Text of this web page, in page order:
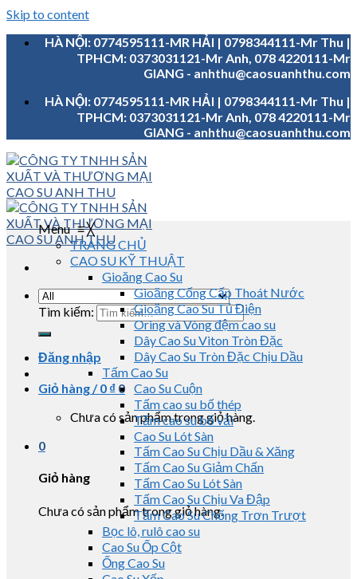
Skip to content
HÀ NỘI: 0774595111-MR HẢI | 0798344111-Mr Thu |
TPHCM: 0373031121-Mr Anh, 078 4220111-Mr
GIANG - anhthu@caosuanhthu.com
HÀ NỘI: 0774595111-MR HẢI | 0798344111-Mr Thu |
TPHCM: 0373031121-Mr Anh, 078 4220111-Mr
GIANG - anhthu@caosuanhthu.com
Tìm kiếm:
Đăng nhập
Giỏ hàng /0 ₫ 0
Chưa có sản phẩm trong giỏ hàng.
0
Giỏ hàng
Chưa có sản phẩm trong giỏ hàng.
Menu≡╳
TRANG CHỦ
CAO SU KỸ THUẬT
Gioăng Cao Su
Gioăng Cống Cấp Thoát Nước
Gioăng Cao Su Tủ Điện
Oring và Vòng đệm cao su
Dây Cao Su Viton Tròn Đặc
Dây Cao Su Tròn Đặc Chịu Dầu
Tấm Cao Su
Cao Su Cuộn
Tấm cao su bố thép
Tấm cao su bố vải
Cao Su Lót Sàn
Tấm Cao Su Chịu Dầu & Xăng
Tấm Cao Su Giảm Chấn
Tấm Cao Su Lót Sàn
Tấm Cao Su Chịu Va Đập
Tấm Cao Su Chống Trơn Trượt
Bọc lô, rulô cao su
Cao Su Ốp Cột
Ống Cao Su